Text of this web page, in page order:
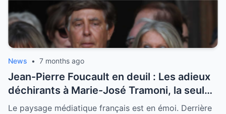
News • 7 months ago
Jean-Pierre Foucault en deuil : Les adieux
déchirants à Marie-José Tramoni, la seule
femme qu’il ait jamais épousée
Le paysage médiatique français est en émoi. Derrière